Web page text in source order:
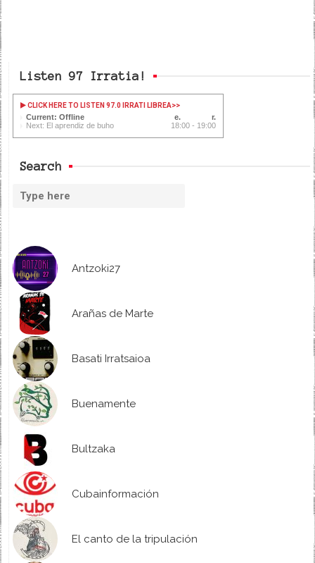
Listen 97 Irratia!
CLICK HERE TO LISTEN 97.0 IRRATI LIBREA>>
Current: Offline
Next: El aprendiz de buho
18:00 - 19:00
Search
Antzoki27
Arañas de Marte
Basati Irratsaioa
Buenamente
Bultzaka
Cubainformación
El canto de la tripulación